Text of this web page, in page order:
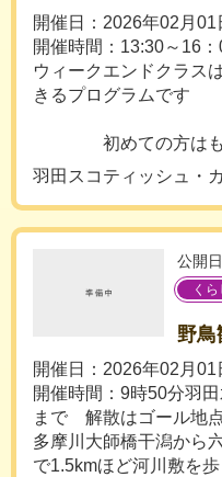
開催日：2026年02月01
開催時間：13:30～16
ウィークエンドクラス
きるプログラムです
初めての方はも
羽田スコティッシュ・
公開
く
野鳥
開催日：2026年02月01
開催時間：9時50分羽
まで 解散はゴール地
多摩川大師橋干潟から
で1.5kmほど河川敷を